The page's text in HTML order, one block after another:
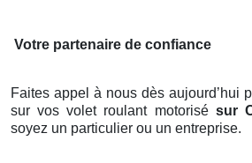
Votre partenaire de confiance
Faites appel à nous dès aujourd’hui
sur vos volet roulant motorisé sur
soyez un particulier ou un entreprise.